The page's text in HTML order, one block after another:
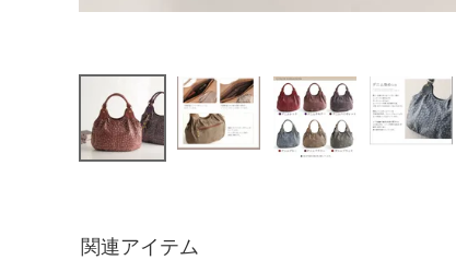
関連アイテム